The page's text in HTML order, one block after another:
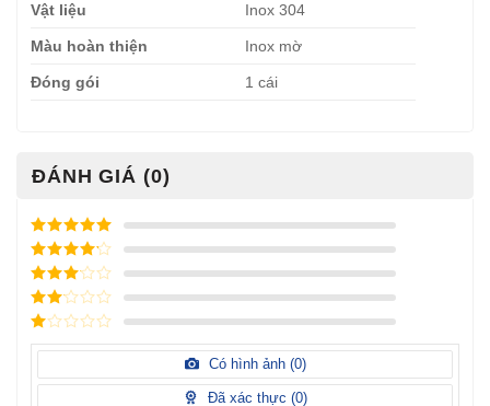
Vật liệu Inox 304
Màu hoàn thiện Inox mờ
Đóng gói 1 cái
ĐÁNH GIÁ (0)
Được xếp
hạng
5
5
sao
Được xếp
hạng
4
5
sao
Được
xếp
hạng3
5 sao
Được
hạng
sao
Được
hạng
Có hình ảnh (0)
Đã xác thực (0)